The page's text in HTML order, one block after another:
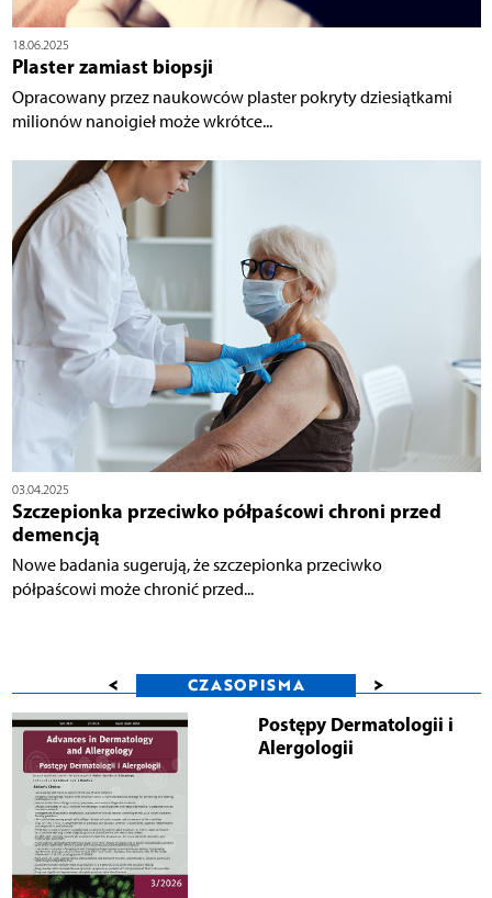
18.06.2025
Plaster zamiast biopsji
Opracowany przez naukowców plaster pokryty dziesiątkami
milionów nanoigieł może wkrótce...
03.04.2025
Szczepionka przeciwko półpaścowi chroni przed
demencją
Nowe badania sugerują, że szczepionka przeciwko
półpaścowi może chronić przed...
< CZASOPISMA >
Postępy Dermatologii i
Alergologii